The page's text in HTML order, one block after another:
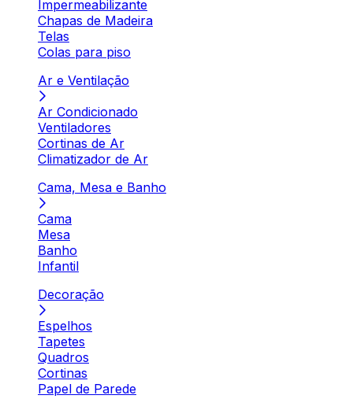
Impermeabilizante
Chapas de Madeira
Telas
Colas para piso
Ar e Ventilação
Ar Condicionado
Ventiladores
Cortinas de Ar
Climatizador de Ar
Cama, Mesa e Banho
Cama
Mesa
Banho
Infantil
Decoração
Espelhos
Tapetes
Quadros
Cortinas
Papel de Parede